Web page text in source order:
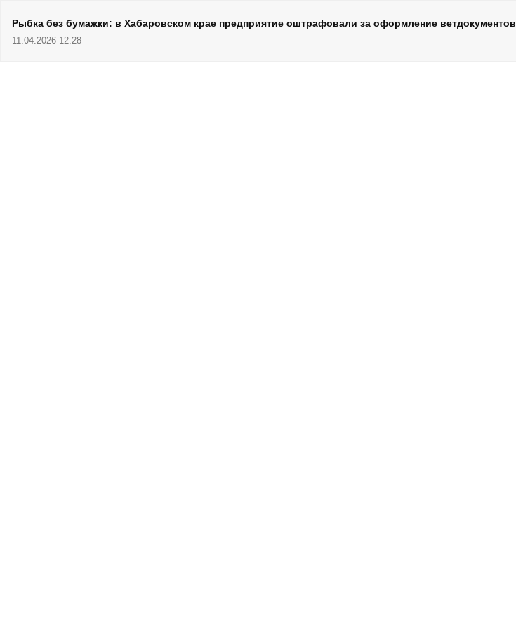
Рыбка без бумажки: в Хабаровском крае предприятие оштрафовали за оформление ветдокументов
11.04.2026 12:28